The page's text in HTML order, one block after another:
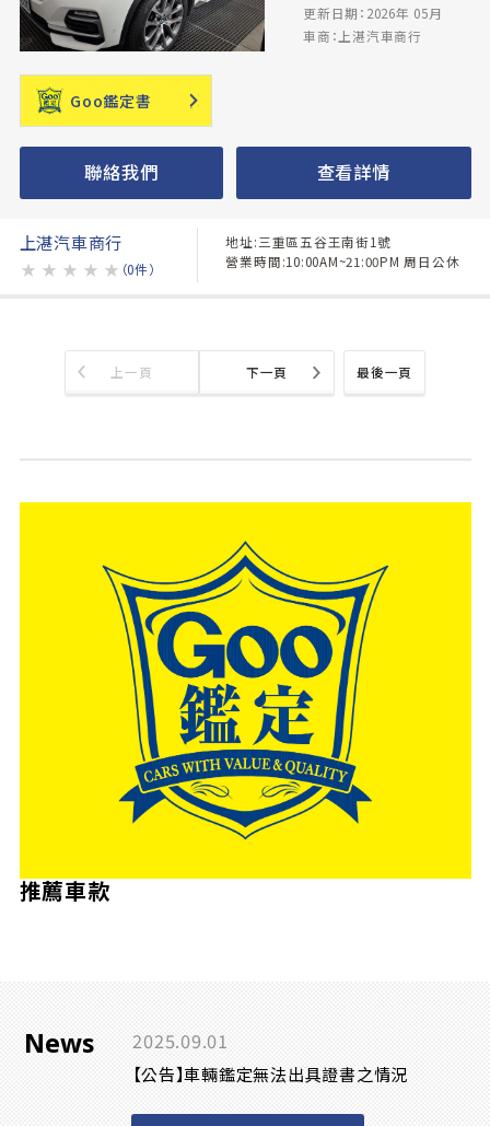
更新日期：2026年 05月
車商：上湛汽車商行
Goo鑑定書
聯絡我們 查看詳情
上湛汽車商行
★ ★ ★ ★ ★ （0件）
地址:三重區五谷王南街1號
營業時間:10:00AM~21:00PM 周日公休
最後一頁
上一頁 下一頁
推薦車款
News 2025.09.01
【公告】車輛鑑定無法出具證書之情況